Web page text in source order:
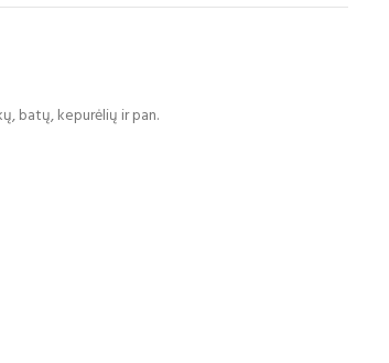
batų, kepurėlių ir pan.